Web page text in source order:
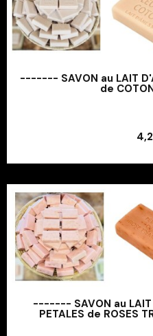
------- SAVON au LAIT
de
Ajouter
------- SAVON au
PETALES de ROSES